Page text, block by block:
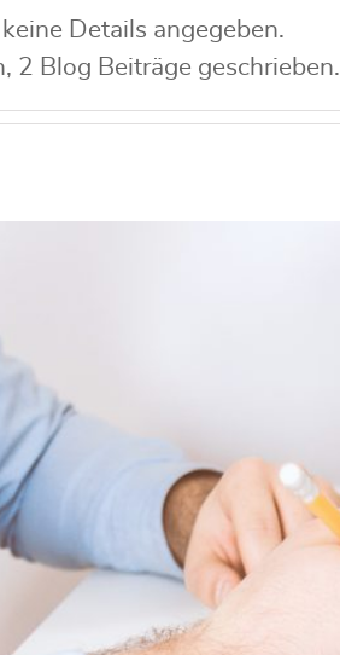
Details angegeben.
2 Blog Beiträge geschrieben.